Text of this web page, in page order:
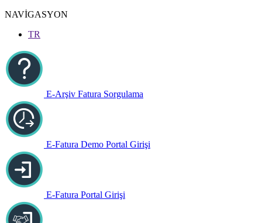
NAVİGASYON
TR
E-Arşiv Fatura Sorgulama
E-Fatura Demo Portal Girişi
E-Fatura Portal Girişi